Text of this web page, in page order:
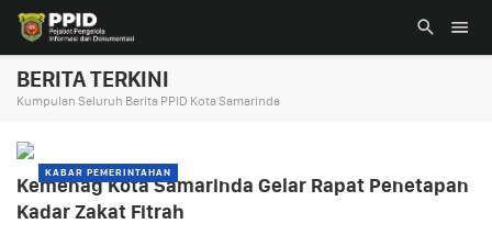
BERITA TERKINI
Kumpulan Seluruh Berita PPID Kota Samarinda
KABAR PEMERINTAHAN
Kemenag Kota Samarinda Gelar Rapat Penetapan
Kadar Zakat Fitrah